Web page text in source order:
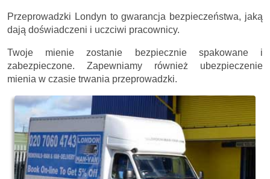
Przeprowadzki Londyn to gwarancja bezpieczeństwa, jaką
dają doświadczeni i uczciwi pracownicy.
Twoje mienie zostanie bezpiecznie spakowane i
zabezpieczone. Zapewniamy również ubezpieczenie
mienia w czasie trwania przeprowadzki.